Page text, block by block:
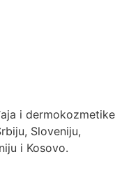
i dermokozmetike
Sloveniju,
i Kosovo.​​